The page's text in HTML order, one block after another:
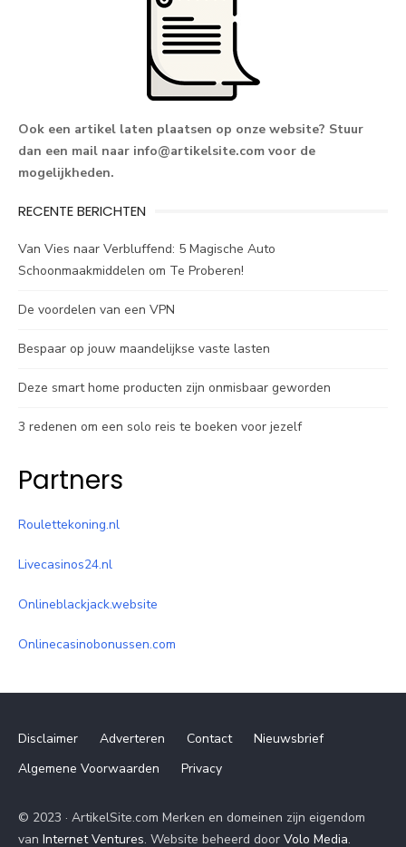
Ook een artikel laten plaatsen op onze website? Stuur
dan een mail naar info@artikelsite.com voor de
mogelijkheden.
RECENTE BERICHTEN
Van Vies naar Verbluffend: 5 Magische Auto
Schoonmaakmiddelen om Te Proberen!
De voordelen van een VPN
Bespaar op jouw maandelijkse vaste lasten
Deze smart home producten zijn onmisbaar geworden
3 redenen om een solo reis te boeken voor jezelf
Partners
Roulettekoning.nl
Livecasinos24.nl
Onlineblackjack.website
Onlinecasinobonussen.com
Disclaimer Adverteren Contact
Nieuwsbrief
Algemene Voorwaarden
Privacy
© 2023 · ArtikelSite.com Merken en domeinen zijn eigendom
van Internet Ventures. Website beheerd door Volo Media.